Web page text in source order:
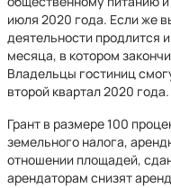
июля 2020 года. Если же
деятельности продлится
месяца, в котором
Владельцы гостиниц
второй квартал 2020 года.
Грант в размере 100
земельного налога,
отношении площадей,
арендаторам снизят